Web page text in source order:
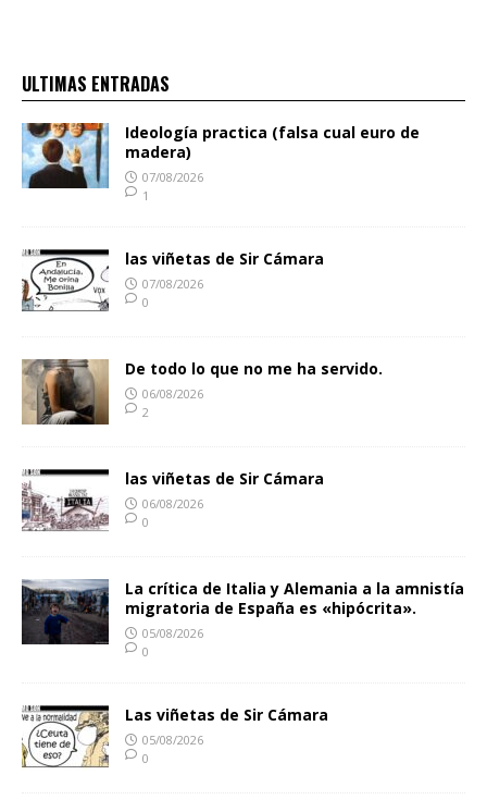
ULTIMAS ENTRADAS
Ideología practica (falsa cual euro de
madera)
07/08/2026
1
las viñetas de Sir Cámara
07/08/2026
0
De todo lo que no me ha servido.
06/08/2026
2
las viñetas de Sir Cámara
06/08/2026
0
La crítica de Italia y Alemania a la amnistía
migratoria de España es «hipócrita».
05/08/2026
0
Las viñetas de Sir Cámara
05/08/2026
0